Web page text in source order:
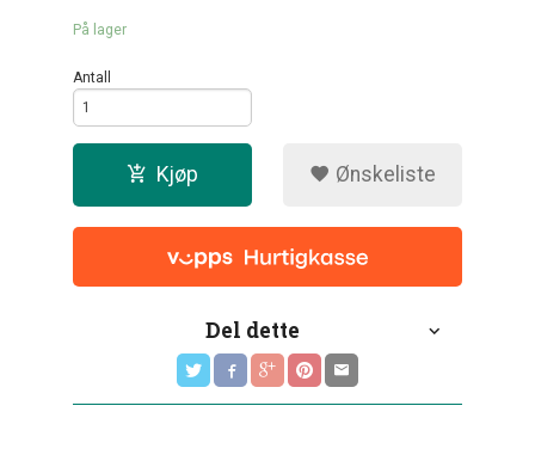
På lager
Antall
Kjøp Ønskeliste
Del dette